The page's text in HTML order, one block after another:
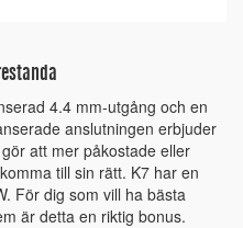
4.4 mm-utgång och en
anslutningen erbjuder
att mer påkostade eller
till sin rätt. K7 har en
För dig som vill ha bästa
är detta en riktig bonus.